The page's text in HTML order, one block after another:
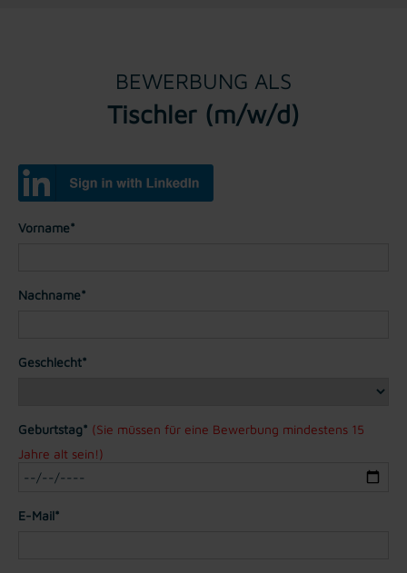
BEWERBUNG ALS
Tischler (m/w/d)
Vorname*
Nachname*
Geschlecht*
Geburtstag* (Sie müssen für eine Bewerbung mindestens 15
Jahre alt sein!)
E-Mail*